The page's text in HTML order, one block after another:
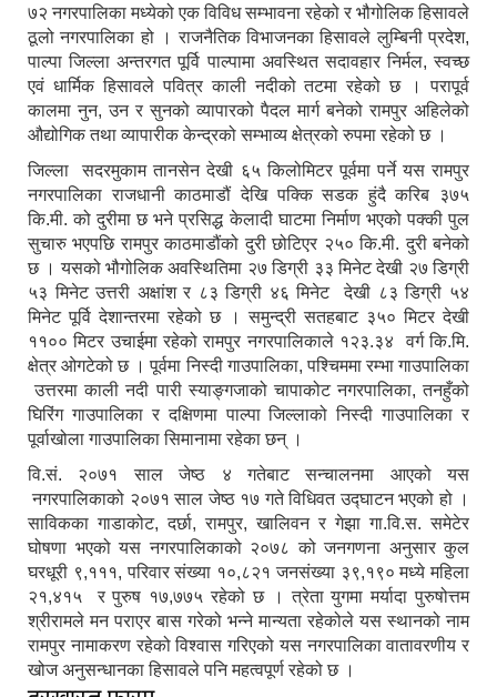
७२ नगरपालिका मध्येको एक विविध सम्भावना रहेको र भौगोलिक हिसावले
ठूलो नगरपालिका हो । राजनैतिक विभाजनका हिसावले लुम्बिनी प्रदेश,
पाल्पा जिल्ला अन्तरगत पूर्वि पाल्पामा अवस्थित सदावहार निर्मल, स्वच्छ
एवं धार्मिक हिसावले पवित्र काली नदीको तटमा रहेको छ । परापूर्व
कालमा नुन, उन र सुनको व्यापारको पैदल मार्ग बनेको रामपुर अहिलेको
औद्योगिक तथा व्यापारीक केन्द्रको सम्भाव्य क्षेत्रको रुपमा रहेको छ ।
जिल्ला सदरमुकाम तानसेन देखी ६५ किलोमिटर पूर्वमा पर्ने यस रामपुर
नगरपालिका राजधानी काठमाडौं देखि पक्कि सडक हुंदै करिब ३७५
कि.मी. को दुरीमा छ भने प्रसिद्ध केलादी घाटमा निर्माण भएको पक्की पुल
सुचारु भएपछि रामपुर काठमाडौंको दुरी छोटिएर २५० कि.मी. दुरी बनेको
छ । यसको भौगोलिक अवस्थितिमा २७ डिग्री ३३ मिनेट देखी २७ डिग्री
५३ मिनेट उत्तरी अक्षांश र ८३ डिग्री ४६ मिनेट देखी ८३ डिग्री ५४
मिनेट पूर्वि देशान्तरमा रहेको छ । समुन्द्री सतहबाट ३५० मिटर देखी
११०० मिटर उचाईमा रहेको रामपुर नगरपालिकाले १२३.३४ वर्ग कि.मि.
क्षेत्र ओगटेको छ । पूर्वमा निस्दी गाउपालिका, पश्चिममा रम्भा गाउपालिका
उत्तरमा काली नदी पारी स्याङ्गजाको चापाकोट नगरपालिका, तनहुँको
घिरिंग गाउपालिका र दक्षिणमा पाल्पा जिल्लाको निस्दी गाउपालिका र
पूर्वाखोला गाउपालिका सिमानामा रहेका छन् ।
वि.सं. २०७१ साल जेष्ठ ४ गतेबाट सन्चालनमा आएको यस
नगरपालिकाको २०७१ साल जेष्ठ १७ गते विधिवत उद्घाटन भएको हो ।
साविकका गाडाकोट, दर्छा, रामपुर, खालिवन र गेझा गा.वि.स. समेटेर
घोषणा भएको यस नगरपालिकाको २०७८ को जनगणना अनुसार कुल
घरधूरी ९,१११, परिवार संख्या १०,८२१ जनसंख्या ३९,१९० मध्ये महिला
२१,४१५ र पुरुष १७,७७५ रहेको छ । त्रेता युगमा मर्यादा पुरुषोत्तम
श्रीरामले मन पराएर बास गरेको भन्ने मान्यता रहेकोले यस स्थानको नाम
रामपुर नामाकरण रहेको विश्वास गरिएको यस नगरपालिका वातावरणीय र
खोज अनुसन्धानका हिसावले पनि महत्वपूर्ण रहेको छ ।